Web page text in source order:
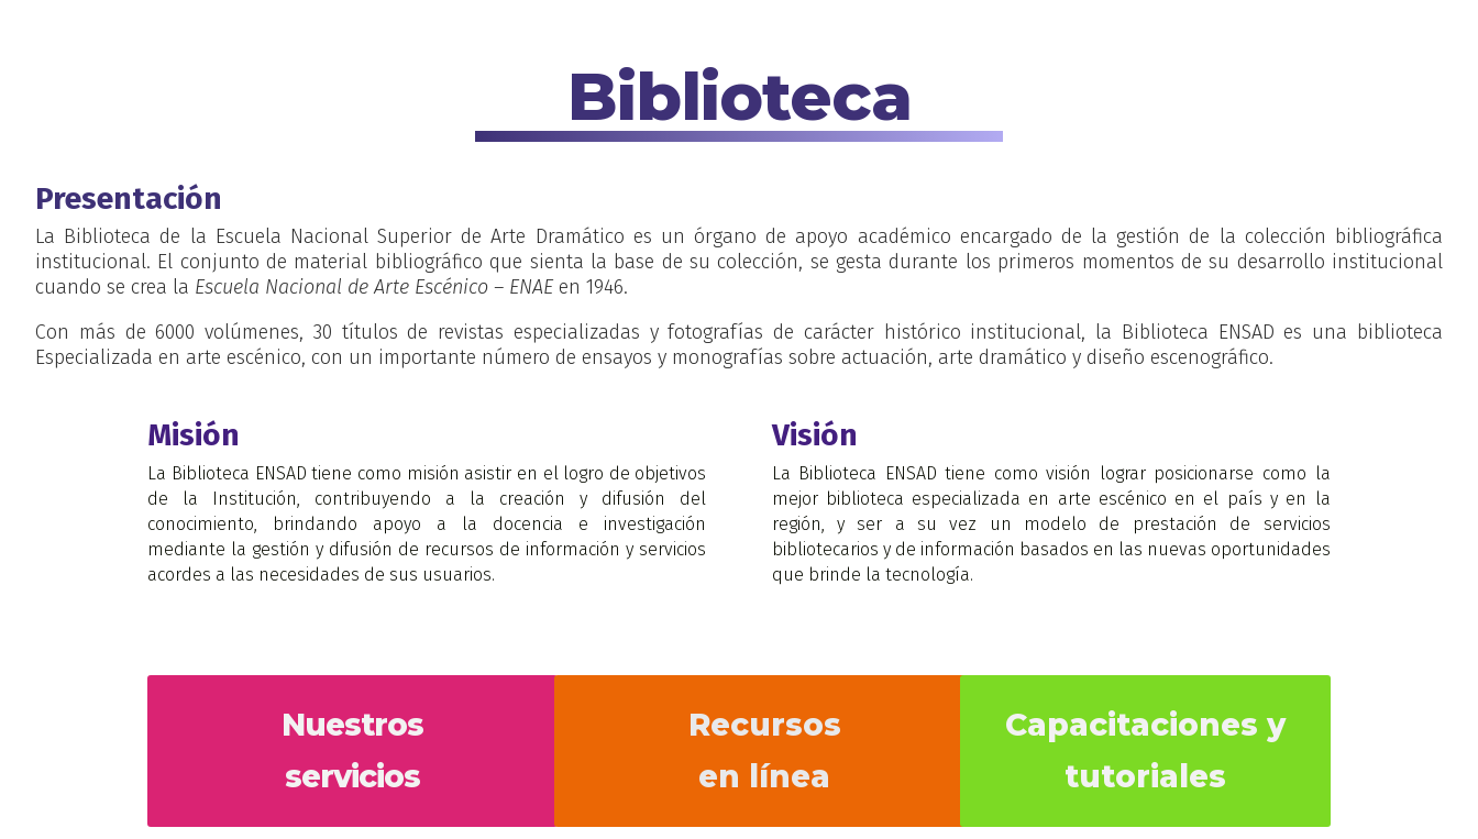
Biblioteca
Presentación
La Biblioteca de la Escuela Nacional Superior de Arte Dramático es un órgano de apoyo académico encargado de la gestión de la colección bibliográfica
institucional. El conjunto de material bibliográfico que sienta la base de su colección, se gesta durante los primeros momentos de su desarrollo institucional
cuando se crea la Escuela Nacional de Arte Escénico – ENAEen 1946.
Con más de 6000 volúmenes, 30 títulos de revistas especializadas y fotografías de carácter histórico institucional, la Biblioteca ENSAD es una biblioteca
Especializada en arte escénico, con un importante número de ensayos y monografías sobre actuación, arte dramático y diseño escenográfico.
Misión
La Biblioteca ENSAD tiene como misión asistir en el logro de objetivos
de la Institución, contribuyendo a la creación y difusión del
conocimiento, brindando apoyo a la docencia e investigación
mediante la gestión y difusión de recursos de información y servicios
acordes a las necesidades de sus usuarios.
Visión
La Biblioteca ENSAD tiene como visión lograr posicionarse como la
mejor biblioteca especializada en arte escénico en el país y en la
región, y ser a su vez un modelo de prestación de servicios
bibliotecarios y de información basados en las nuevas oportunidades
que brinde la tecnología.
Nuestros
servicios
Recursos
en línea
Capacitaciones y
tutoriales